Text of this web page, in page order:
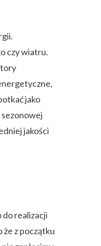
czy wiatru.
jako
jakości
realizacji
z początku